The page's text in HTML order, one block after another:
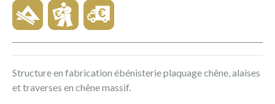
Structure en fabrication ébénisterie plaquage chêne, alaises
et traverses en chêne massif.